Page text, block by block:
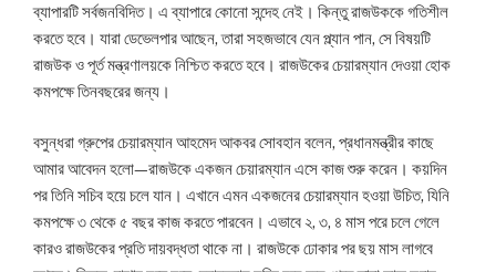
ব্যাপারটি সর্বজনবিদিত। এ ব্যাপারে কোনো সন্দেহ নেই। কিন্তু রাজউককে গতিশীল
করতে হবে। যারা ডেভেলপার আছেন, তারা সহজভাবে যেন প্ল্যান পান, সে বিষয়টি
রাজউক ও পূর্ত মন্ত্রণালয়কে নিশ্চিত করতে হবে। রাজউকের চেয়ারম্যান দেওয়া হোক
কমপক্ষে তিনবছরের জন্য।
বসুন্ধরা গ্রুপের চেয়ারম্যান আহমেদ আকবর সোবহান বলেন, প্রধানমন্ত্রীর কাছে
আমার আবেদন হলো—রাজউকে একজন চেয়ারম্যান এসে কাজ শুরু করেন। কয়দিন
পর তিনি সচিব হয়ে চলে যান। এখানে এমন একজনের চেয়ারম্যান হওয়া উচিত, যিনি
কমপক্ষে ৩ থেকে ৫ বছর কাজ করতে পারবেন। এভাবে ২, ৩, ৪ মাস পরে চলে গেলে
কারও রাজউকের প্রতি দায়বদ্ধতা থাকে না। রাজউকে ঢোকার পর ছয় মাস লাগবে